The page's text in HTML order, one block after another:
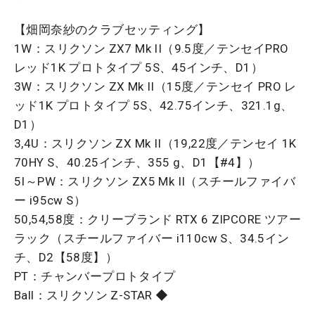
【畑岡奈紗のクラブセッティング】
1W：スリクソン ZX7 Mk II（9.5度／テンセイPRO
レッド1K プロトタイプ 5S、45インチ、D1）
3W：スリクソン ZX Mk II（15度／テンセイ PRO レ
ッド1K プロトタイプ 5S、42.75インチ、321.1g、
D1）
3,4U：スリクソン ZX Mk II（19,22度／テンセイ 1K
70HY S、40.25インチ、355 g、D1【#4】）
5I～PW：スリクソン ZX5 Mk II（スチールファイバ
ー i95cw S）
50,54,58度：クリーブランド RTX 6 ZIPCORE ツアー
ラック（スチールファイバー i110cw S、34.5イン
チ、D2【58度】）
PT：チャンバープロトタイプ
Ball：スリクソン Z-STAR ◆